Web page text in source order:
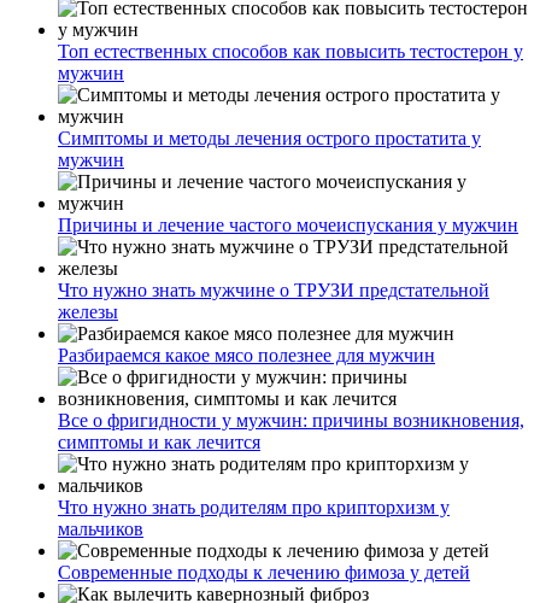
Топ естественных способов как повысить тестостерон у
мужчин
Симптомы и методы лечения острого простатита у
мужчин
Причины и лечение частого мочеиспускания у мужчин
Что нужно знать мужчине о ТРУЗИ предстательной
железы
Разбираемся какое мясо полезнее для мужчин
Все о фригидности у мужчин: причины возникновения,
симптомы и как лечится
Что нужно знать родителям про крипторхизм у
мальчиков
Современные подходы к лечению фимоза у детей